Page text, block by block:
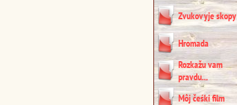
Zvukovyje skopy
Hromada
Rozkažu vam
pravdu...
Môj čeśki film